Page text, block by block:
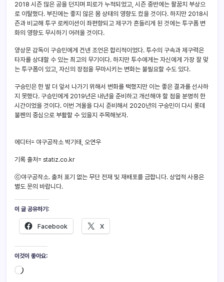
2018 시즌 많은 공을 던지며 피로가 누적되었고, 시즌 중반에는 팔꿈치 부상으
로 이탈했다. 부진에는 좋지 않은 몸 상태의 영향도 컸을 것이다. 하지만 2018시
즌과 비교해 투구 로케이션이 좌편향되고 제구가 흔들리게 된 것에는 투구폼 변
화의 영향도 무시하기 어려울 것이다.
양상문 감독이 구승민에게 건넨 조언은 합리적이었다. 투수의 구속과 제구력은
타자를 상대할 수 있는 최고의 무기이다. 하지만 투수에게는 자신에게 가장 잘 맞
는 투구폼이 있고, 자신의 장점을 무마시키는 변화는 불필요할 수도 있다.
구승민은 한 발 더 앞서 나가기 위해서 변화를 택했지만 이는 좋은 결과를 선사하
지 못했다. 구승민에게 2019년은 내년을 준비하고 개선해야 할 점을 분명히 한
시간이었을 것이다. 이번 겨울을 다시 준비해서 2020년의 구승민이 다시 롯데
불펜의 중심으로 부활할 수 있을지 주목해보자.
에디터= 야구공작소 박기태, 오연우
기록 출처= statiz.co.kr
ⓒ야구공작소. 출처 표기 없는 무단 전재 및 재배포를 금합니다. 상업적 사용은
별도 문의 바랍니다.
이 글 공유하기:
Facebook X
이것이 좋아요: